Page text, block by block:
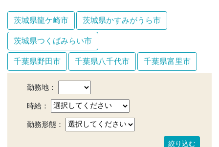
茨城県龍ケ崎市 茨城県かすみがうら市
茨城県つくばみらい市
千葉県野田市 千葉県八千代市 千葉県富里市
勤務地：
時給：
勤務形態：